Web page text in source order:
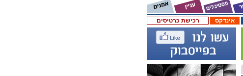
רכישת כרטיסים אינדקס